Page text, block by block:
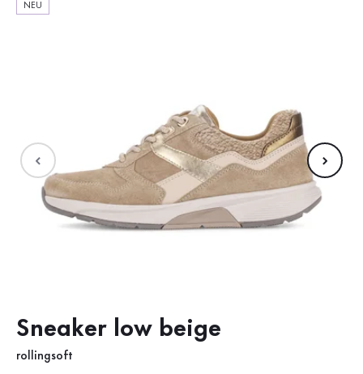
NEU
Sneaker low beige
rollingsoft